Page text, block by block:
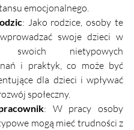
emocjonalnego.
: Jako rodzice, osoby te
swoje dzieci w
swoich nietypowych
i praktyk, co może być
dla dzieci i wpływać
społeczny.
: W pracy osoby
mogą mieć trudności z